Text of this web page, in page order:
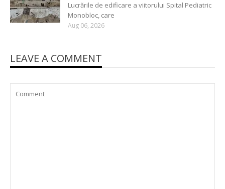
Lucrările de edificare a viitorului Spital Pediatric
Monobloc, care
Aug 06, 2026
LEAVE A COMMENT